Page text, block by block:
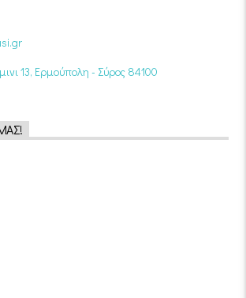
13, Ερμούπολη - Σύρος 84100